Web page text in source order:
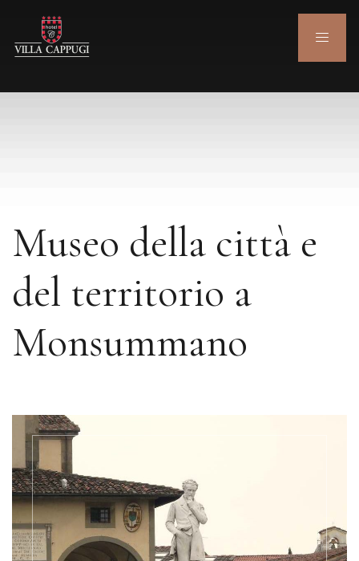
Museo della città e
del territorio a
Monsummano